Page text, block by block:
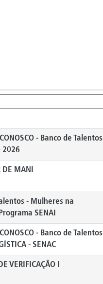
- Banco de Talentos
2026
MANI
- Mulheres na
SENAI
- Banco de Talentos
- SENAC
VERIFICAÇÃO I